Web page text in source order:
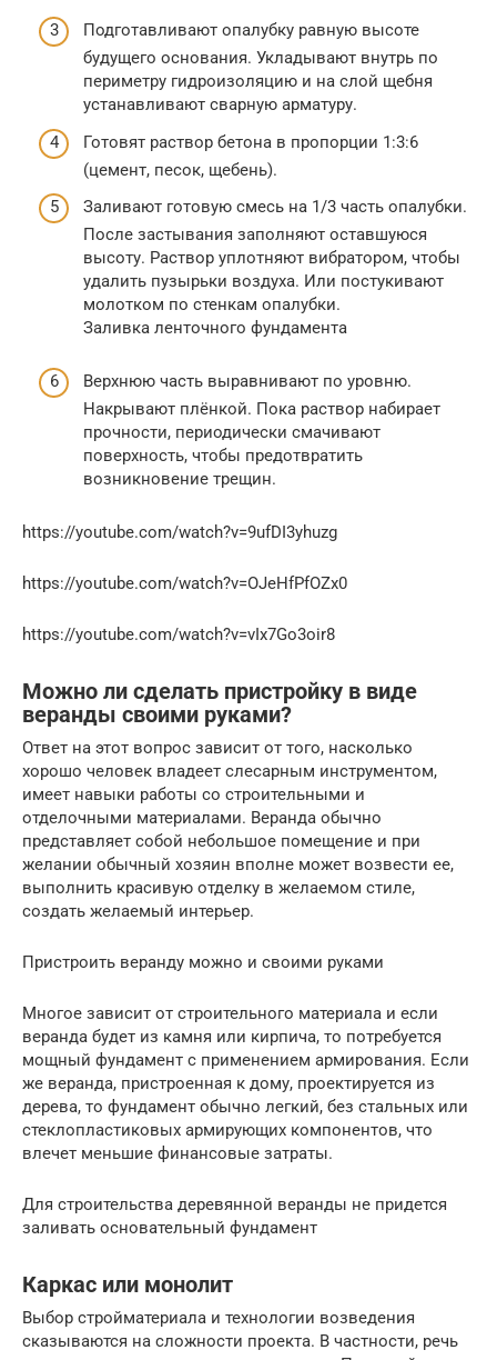
Подготавливают опалубку равную высоте
будущего основания. Укладывают внутрь по
периметру гидроизоляцию и на слой щебня
устанавливают сварную арматуру.
Готовят раствор бетона в пропорции 1:3:6
(цемент, песок, щебень).
Заливают готовую смесь на 1/3 часть опалубки.
После застывания заполняют оставшуюся
высоту. Раствор уплотняют вибратором, чтобы
удалить пузырьки воздуха. Или постукивают
молотком по стенкам опалубки.
Заливка ленточного фундамента
Верхнюю часть выравнивают по уровню.
Накрывают плёнкой. Пока раствор набирает
прочности, периодически смачивают
поверхность, чтобы предотвратить
возникновение трещин.
https://youtube.com/watch?v=9ufDI3yhuzg
https://youtube.com/watch?v=OJeHfPfOZx0
https://youtube.com/watch?v=vIx7Go3oir8
Можно ли сделать пристройку в виде
веранды своими руками?
Ответ на этот вопрос зависит от того, насколько
хорошо человек владеет слесарным инструментом,
имеет навыки работы со строительными и
отделочными материалами. Веранда обычно
представляет собой небольшое помещение и при
желании обычный хозяин вполне может возвести ее,
выполнить красивую отделку в желаемом стиле,
создать желаемый интерьер.
Пристроить веранду можно и своими руками
Многое зависит от строительного материала и если
веранда будет из камня или кирпича, то потребуется
мощный фундамент с применением армирования. Если
же веранда, пристроенная к дому, проектируется из
дерева, то фундамент обычно легкий, без стальных или
стеклопластиковых армирующих компонентов, что
влечет меньшие финансовые затраты.
Для строительства деревянной веранды не придется
заливать основательный фундамент
Каркас или монолит
Выбор стройматериала и технологии возведения
сказываются на сложности проекта. В частности, речь